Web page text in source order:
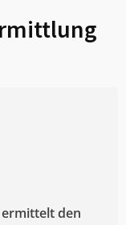
den